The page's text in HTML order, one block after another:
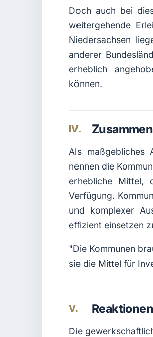
Doch auch bei
weitergehende
Niedersachsen
anderer
erheblich
können.
IV.
Als maßgebliches
nennen die
erhebliche Mittel,
Verfügung.
und komplexer
effizient einsetzen
"Die Kommunen
sie die Mittel für
V.
Die